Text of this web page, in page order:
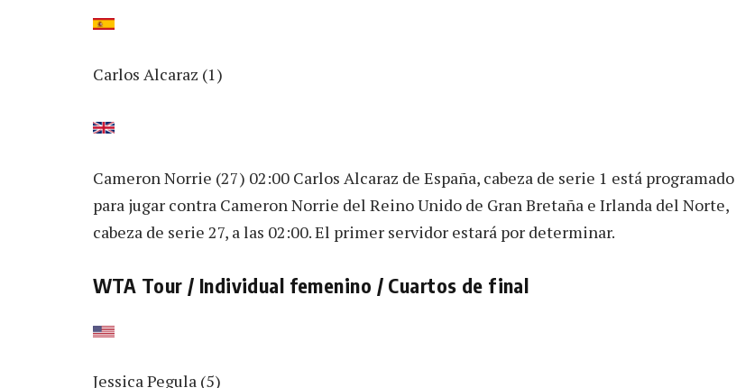
Carlos Alcaraz (1)
Cameron Norrie (27) 02:00 Carlos Alcaraz de España, cabeza de serie 1 está programado
para jugar contra Cameron Norrie del Reino Unido de Gran Bretaña e Irlanda del Norte,
cabeza de serie 27, a las 02:00. El primer servidor estará por determinar.
WTA Tour / Individual femenino / Cuartos de final
Jessica Pegula (5)